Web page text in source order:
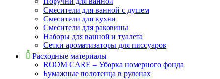
Смесители для ванной с душем
Смесители для кухни
Смесители для раковины
Наборы для ванной и туалета
Сетки ароматизаторы для писсуаров
Расходные материалы
ROOM CARE – Уборка номерного фонда
Бумажные полотенца в рулонах